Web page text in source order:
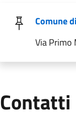
Comune
Via Primo
Contatti